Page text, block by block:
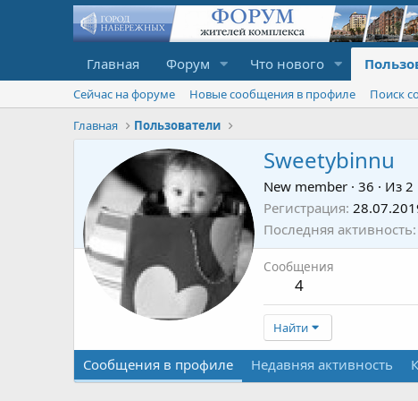
Главная Форум Что нового
Сейчас на форуме Новые сообщения в профиле
Поиск
Главная
Пользователи
Sweetybinnu
New member · 36 · Из 2
Регистрация
Последняя активность
Сообщения
4
Найти
Сообщения в профиле Недавняя активность